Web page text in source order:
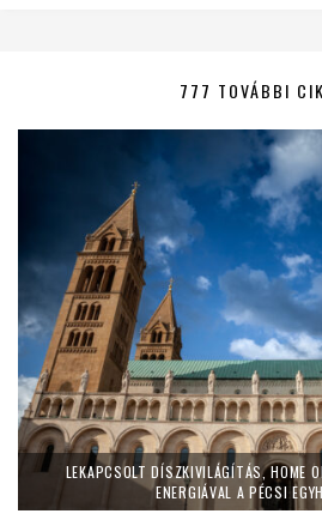
777 TOVÁBBI
LEKAPCSOLT DÍSZKIVILÁGÍTÁS, HOME
ENERGIÁVAL A PÉCSI